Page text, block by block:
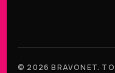
© 2026 BRAVONET.